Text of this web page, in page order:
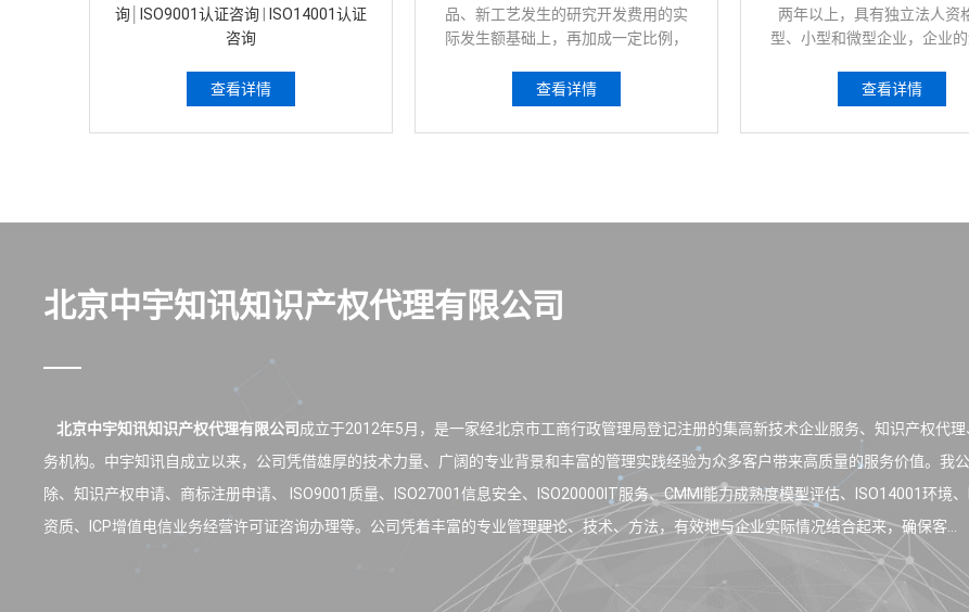
询
ISO9001认证咨询
ISO14001认证
咨询
查看详情
品、新工艺发生的研究开发费用的实
际发生额基础上，再加成一定比例，
的一种税收优惠政策。
查看详情
两年以上，具有独立法人资
型、小型和微型企业，企业
部联企业〔2011〕300号）
查看详情
北京中宇知讯知识产权代理有限公司
北京中宇知讯知识产权代理有限公司成立于2012年5月，是一家经北京市工商行政管理局登记注册的集高新技术企业服务、知识产权代
务机构。中宇知讯自成立以来，公司凭借雄厚的技术力量、广阔的专业背景和丰富的管理实践经验为众多客户带来高质量的服务价值。我
除、知识产权申请、商标注册申请、 ISO9001质量、ISO27001信息安全、ISO20000IT服务、CMMI能力成熟度模型评估、ISO14001环境
资质、ICP增值电信业务经营许可证咨询办理等。公司凭着丰富的专业管理理论、技术、方法，有效地与企业实际情况结合起来，确保客...